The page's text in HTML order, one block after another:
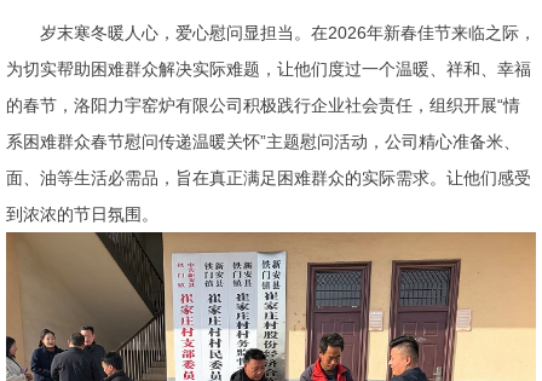
岁末寒冬暖人心，爱心慰问显担当。在2026年新春佳节来临之际，
为切实帮助困难群众解决实际难题，让他们度过一个温暖、祥和、幸福
的春节，洛阳力宇窑炉有限公司积极践行企业社会责任，组织开展“情
系困难群众春节慰问传递温暖关怀”主题慰问活动，公司精心准备米、
面、油等生活必需品，旨在真正满足困难群众的实际需求。让他们感受
到浓浓的节日氛围。